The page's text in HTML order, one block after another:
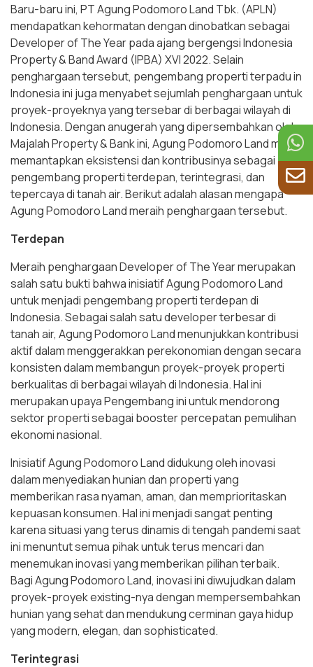
Baru-baru ini, PT Agung Podomoro Land Tbk. (APLN)
mendapatkan kehormatan dengan dinobatkan sebagai
Developer of The Year pada ajang bergengsi Indonesia
Property & Band Award (IPBA) XVI 2022. Selain
penghargaan tersebut, pengembang properti terpadu in
Indonesia ini juga menyabet sejumlah penghargaan untuk
proyek-proyeknya yang tersebar di berbagai wilayah di
Indonesia. Dengan anugerah yang dipersembahkan oleh
Majalah Property & Bank ini, Agung Podomoro Land makin
memantapkan eksistensi dan kontribusinya sebagai
pengembang properti terdepan, terintegrasi, dan
tepercaya di tanah air. Berikut adalah alasan mengapa
Agung Pomodoro Land meraih penghargaan tersebut.
Terdepan
Meraih penghargaan Developer of The Year merupakan
salah satu bukti bahwa inisiatif Agung Podomoro Land
untuk menjadi pengembang properti terdepan di
Indonesia. Sebagai salah satu developer terbesar di
tanah air, Agung Podomoro Land menunjukkan kontribusi
aktif dalam menggerakkan perekonomian dengan secara
konsisten dalam membangun proyek-proyek properti
berkualitas di berbagai wilayah di Indonesia. Hal ini
merupakan upaya Pengembang ini untuk mendorong
sektor properti sebagai booster percepatan pemulihan
ekonomi nasional.
Inisiatif Agung Podomoro Land didukung oleh inovasi
dalam menyediakan hunian dan properti yang
memberikan rasa nyaman, aman, dan memprioritaskan
kepuasan konsumen. Hal ini menjadi sangat penting
karena situasi yang terus dinamis di tengah pandemi saat
ini menuntut semua pihak untuk terus mencari dan
menemukan inovasi yang memberikan pilihan terbaik.
Bagi Agung Podomoro Land, inovasi ini diwujudkan dalam
proyek-proyek existing-nya dengan mempersembahkan
hunian yang sehat dan mendukung cerminan gaya hidup
yang modern, elegan, dan sophisticated.
Terintegrasi